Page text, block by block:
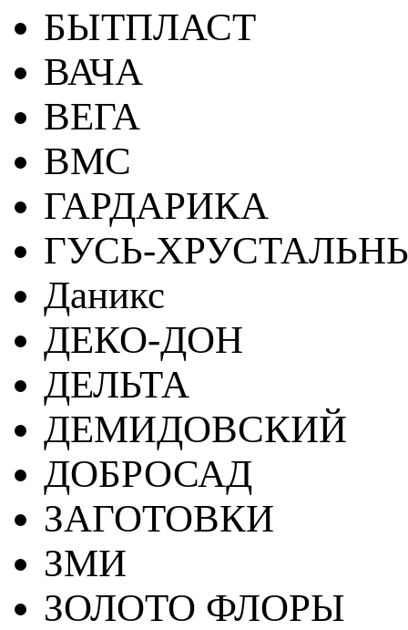
БЫТПЛАСТ
ВАЧА
ВЕГА
ВМС
ГАРДАРИКА
ГУСЬ-
Даникс
ДЕКО-ДОН
ДЕЛЬТА
ДЕМИДОВСКИЙ
ДОБРОСАД
ЗАГОТОВКИ
ЗМИ
ЗОЛОТО ФЛОРЫ